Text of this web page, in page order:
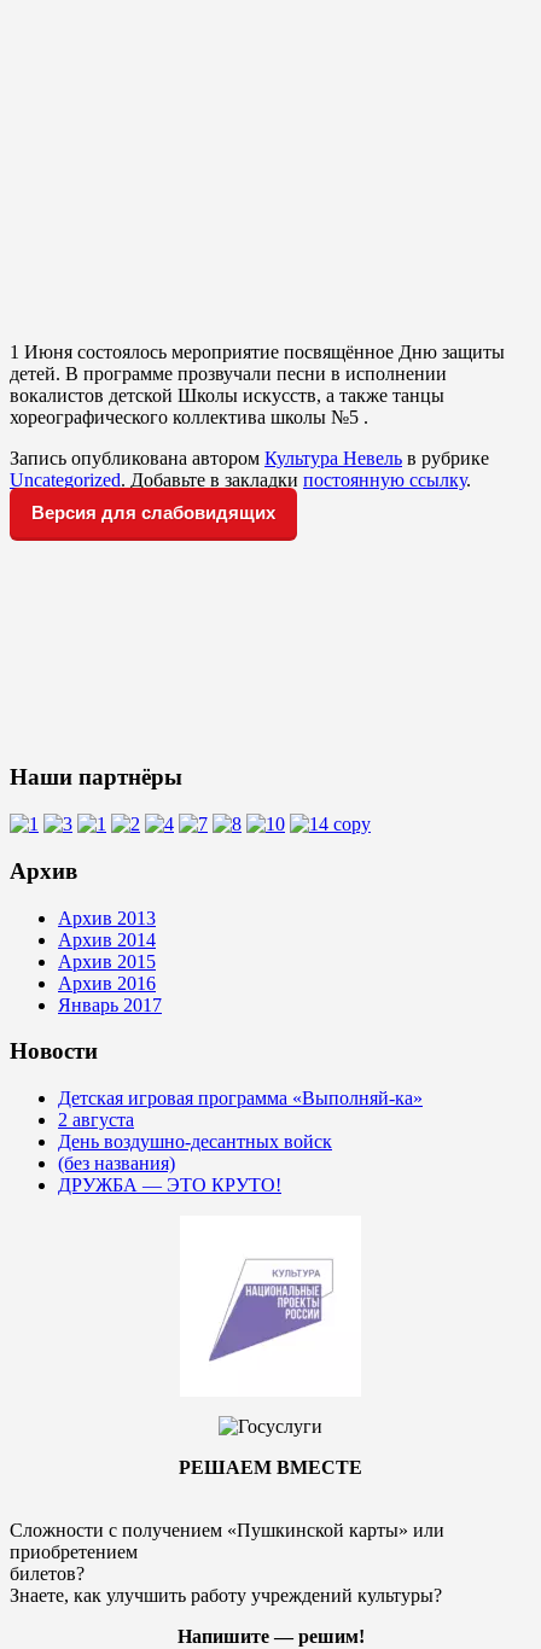
1 Июня состоялось мероприятие посвящённое Дню защиты
детей. В программе прозвучали песни в исполнении
вокалистов детской Школы искусств, а также танцы
хореографического коллектива школы №5 .
Запись опубликована автором Культура Невель в рубрике
Uncategorized. Добавьте в закладки постоянную ссылку.
Версия для слабовидящих
Наши партнёры
Архив
Архив 2013
Архив 2014
Архив 2015
Архив 2016
Январь 2017
Новости
Детская игровая программа «Выполняй-ка»
2 августа
День воздушно-десантных войск
(без названия)
ДРУЖБА — ЭТО КРУТО!
РЕШАЕМ ВМЕСТЕ
Сложности с получением «Пушкинской карты» или
приобретением
билетов?
Знаете, как улучшить работу учреждений культуры?
Напишите — решим!